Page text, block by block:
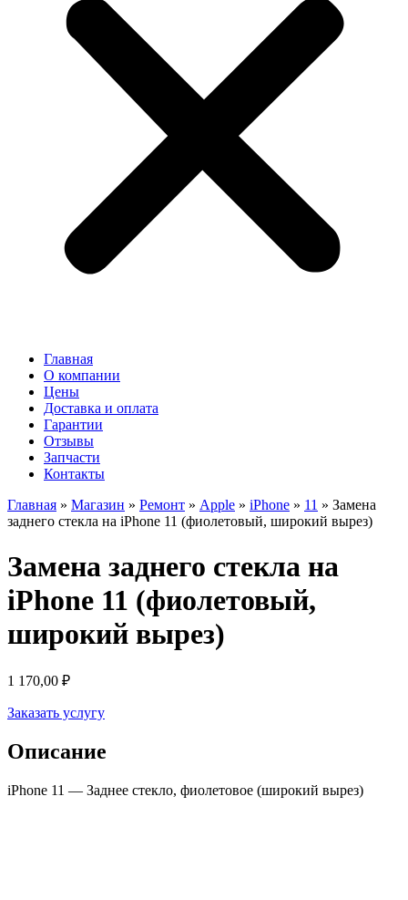
Главная
О компании
Цены
Доставка и оплата
Гарантии
Отзывы
Запчасти
Контакты
Главная » Магазин » Ремонт » Apple » iPhone » 11 » Замена
заднего стекла на iPhone 11 (фиолетовый, широкий вырез)
Замена заднего стекла на
iPhone 11 (фиолетовый,
широкий вырез)
1 170,00 ₽
Заказать услугу
Описание
iPhone 11 — Заднее стекло, фиолетовое (широкий вырез)